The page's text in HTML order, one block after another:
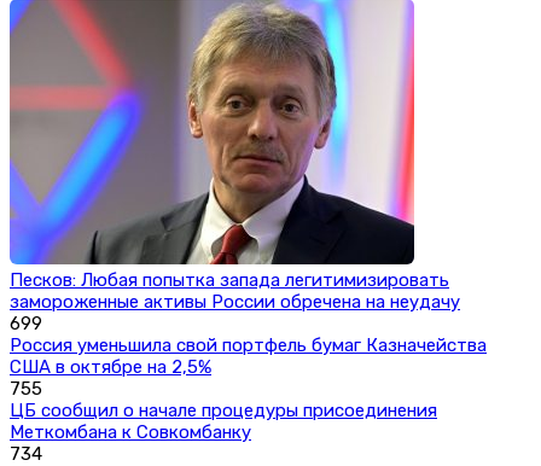
Песков: Любая попытка запада легитимизировать
замороженные активы России обречена на неудачу
699
Россия уменьшила свой портфель бумаг Казначейства
США в октябре на 2,5%
755
ЦБ сообщил о начале процедуры присоединения
Меткомбана к Совкомбанку
734